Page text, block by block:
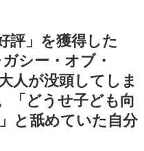
た作家さんに取材し、ゲームが
ルチャーに与えた影響を探る企
産業史
おける主要なトピック・タイト
へのインタビューや識者による
が一望できる決定版！
クリエイターの青春〜
ポートマンガです。
評」を獲得した
シー・オブ・
人が没頭してしま
「どうせ子ども向
と舐めていた自分